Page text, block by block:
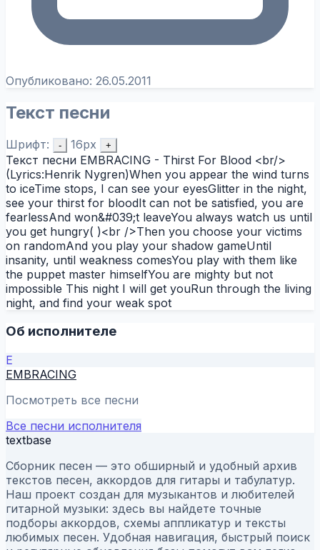
Опубликовано: 26.05.2011
Текст песни
Шрифт: - 16px +
Текст песни EMBRACING - Thirst For Blood <br/>
(Lyrics:Henrik Nygren)When you appear the wind turns
to iceTime stops, I can see your eyesGlitter in the night,
see your thirst for bloodIt can not be satisfied, you are
fearlessAnd won&#039;t leaveYou always watch us until
you get hungry( )<br />Then you choose your victims
on randomAnd you play your shadow gameUntil
insanity, until weakness comesYou play with them like
the puppet master himselfYou are mighty but not
impossible This night I will get youRun through the living
night, and find your weak spot
Об исполнителе
E
EMBRACING
Посмотреть все песни
Все песни исполнителя
textbase
Сборник песен — это обширный и удобный архив
текстов песен, аккордов для гитары и табулатур.
Наш проект создан для музыкантов и любителей
гитарной музыки: здесь вы найдете точные
подборы аккордов, схемы аппликатур и тексты
любимых песен. Удобная навигация, быстрый поиск